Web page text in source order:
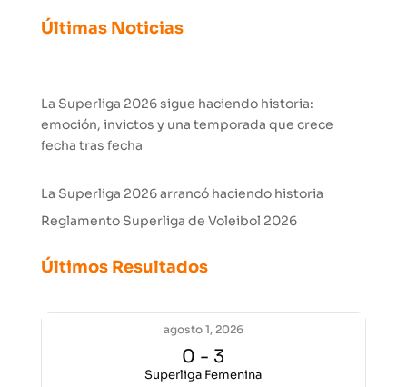
Últimas Noticias
La Superliga 2026 sigue haciendo historia:
emoción, invictos y una temporada que crece
fecha tras fecha
La Superliga 2026 arrancó haciendo historia
Reglamento Superliga de Voleibol 2026
Últimos Resultados
agosto 1, 2026
0 - 3
Superliga Femenina